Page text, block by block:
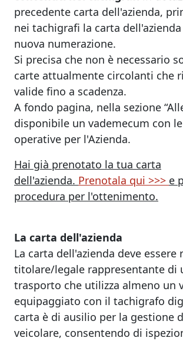
precedente carta dell'azienda,
nei tachigrafi la carta
nuova numerazione.
Si precisa che non è necessario
carte attualmente circolanti che
valide fino a scadenza.
A fondo pagina, nella sezione
disponibile un vademecum con
operative per l'Azienda.
Hai già prenotato la tua carta
dell'azienda. Prenotala qui >>> e
procedura per l'ottenimento.
La carta dell'azienda
La carta dell'azienda deve essere
titolare/legale rappresentante di
trasporto che utilizza almeno un
equipaggiato con il tachigrafo
carta è di ausilio per la gestione
veicolare, consentendo di